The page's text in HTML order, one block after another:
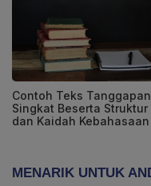
Contoh Teks Tanggapan
Singkat Beserta Struktur
dan Kaidah Kebahasaan